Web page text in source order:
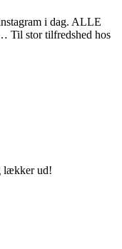
i dag. ALLE
Til stor tilfredshed hos
lækker ud!